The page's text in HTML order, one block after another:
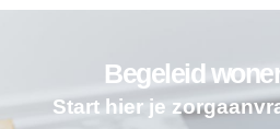
Begeleid
Start hier je